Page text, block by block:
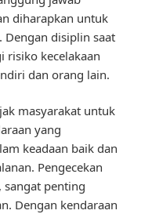
diharapkan untuk
disiplin saat
risiko kecelakaan
dan orang lain.
masyarakat untuk
yang
keadaan baik dan
Pengecekan
penting
Dengan kendaraan